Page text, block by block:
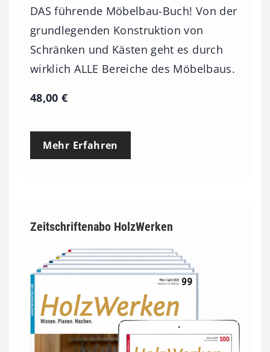
DAS führende Möbelbau-Buch! Von der
grundlegenden Konstruktion von
Schränken und Kästen geht es durch
wirklich ALLE Bereiche des Möbelbaus.
48,00€
Mehr Erfahren
Zeitschriftenabo HolzWerken